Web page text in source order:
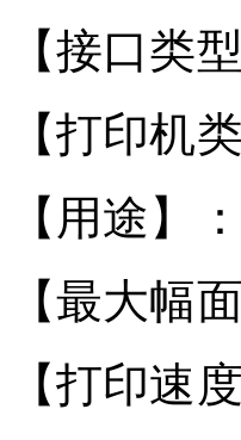
【接口类
【打印机
【用途】
【最大幅
【打印速